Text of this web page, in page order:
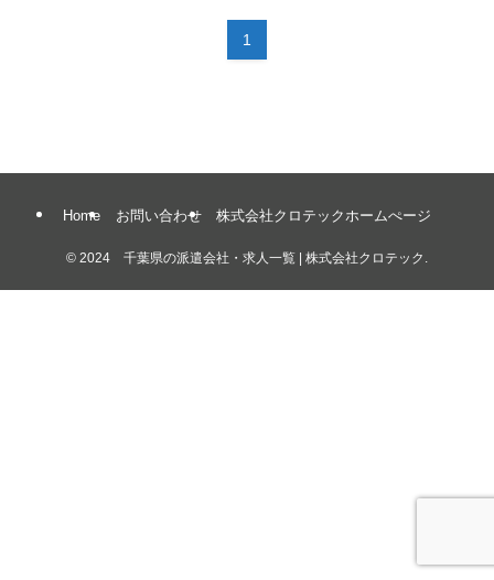
1
Home お問い合わせ 株式会社クロテックホームぺージ
© 2024 千葉県の派遣会社・求人一覧 | 株式会社クロテック.